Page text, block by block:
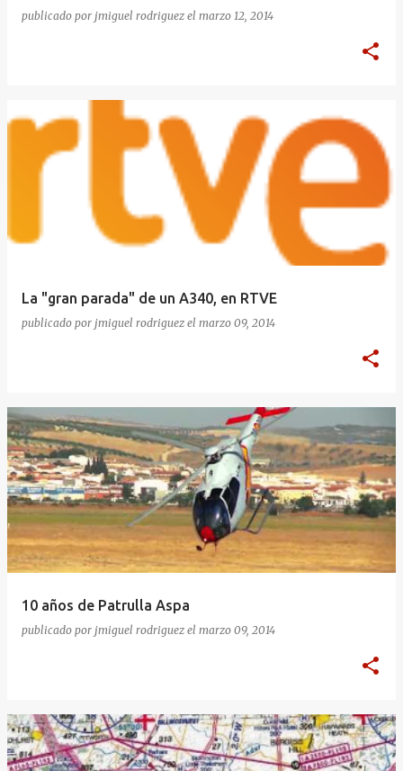
publicado por jmiguel rodriguez el marzo 12, 2014
La "gran parada" de un A340, en RTVE
publicado por jmiguel rodriguez el marzo 09, 2014
10 años de Patrulla Aspa
publicado por jmiguel rodriguez el marzo 09, 2014